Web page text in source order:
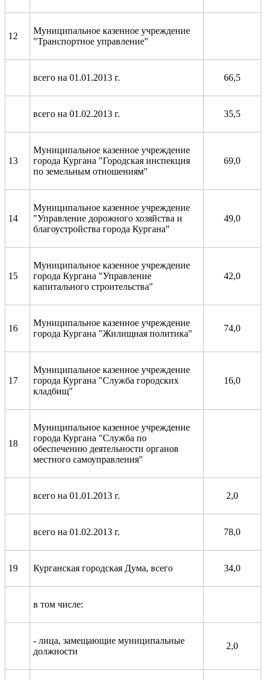
12
Муниципальное казенное учреждение
"Транспортное управление"
всего на 01.01.2013 г. 66,5
всего на 01.02.2013 г. 35,5
13
Муниципальное казенное учреждение
города Кургана "Городская инспекция
по земельным отношениям"
69,0
14
Муниципальное казенное учреждение
"Управление дорожного хозяйства и
благоустройства города Кургана"
49,0
15
Муниципальное казенное учреждение
города Кургана "Управление
капитального строительства"
42,0
16
Муниципальное казенное учреждение
города Кургана "Жилищная политика"
74,0
17
Муниципальное казенное учреждение
города Кургана "Служба городских
кладбищ"
16,0
18
Муниципальное казенное учреждение
города Кургана "Служба по
обеспечению деятельности органов
местного самоуправления"
всего на 01.01.2013 г. 2,0
всего на 01.02.2013 г. 78,0
19 Курганская городская Дума, всего 34,0
в том числе:
- лица, замещающие муниципальные
должности
2,0